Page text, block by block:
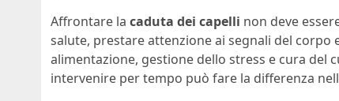
Affrontare la caduta dei capelli non deve
salute, prestare attenzione ai segnali del
alimentazione, gestione dello stress e cura del
intervenire per tempo può fare la differenza